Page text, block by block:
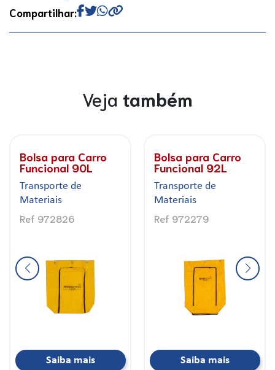
Compartilhar:
Veja também
Bolsa para Carro
Funcional 90L
Transporte de
Materiais
Ref 972826
Saiba mais
Bolsa para Carro
Funcional 92L
Transporte de
Materiais
Ref 972279
Saiba mais